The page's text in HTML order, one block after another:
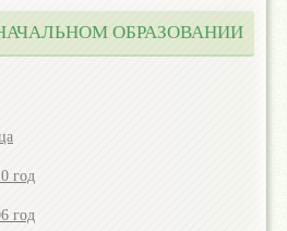
ОБРАЗОВАНИИ
год
год